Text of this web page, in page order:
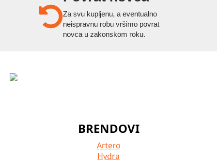
Za svu kupljenu, a eventualno
neispravnu robu vršimo povrat
novca u zakonskom roku.
BRENDOVI
Artero
Hydra